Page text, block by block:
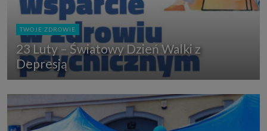
TWOJE ZDROWIE
23 Luty – Światowy Dzień Walki z
Depresją